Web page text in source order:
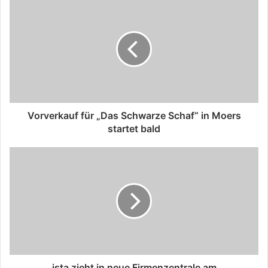
Vorverkauf für „Das Schwarze Schaf“ in Moers
startet bald